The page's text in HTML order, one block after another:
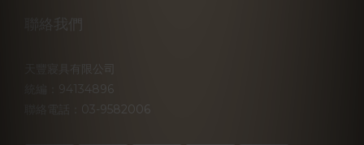
聯絡我們
天豐寢具有限公司
統編：94134896
聯絡電話：03-9582006